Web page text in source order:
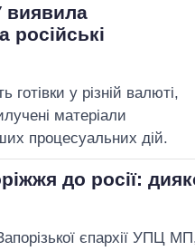
виявила
російські
готівки у різній валюті,
матеріали
процесуальних дій.
до росії:
єпархії УПЦ